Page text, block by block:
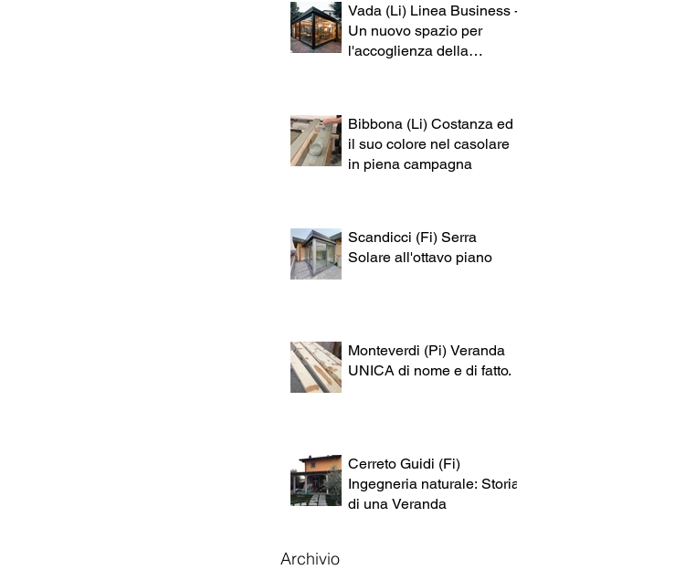
Vada (Li) Linea Business -
Un nuovo spazio per
l'accoglienza della
Bibbona (Li) Costanza ed
il suo colore nel casolare
in piena campagna
Scandicci (Fi) Serra
Solare all'ottavo piano
Monteverdi (Pi) Veranda
UNICA di nome e di fatto.
Cerreto Guidi (Fi)
Ingegneria naturale: Storia
di una Veranda
Archivio